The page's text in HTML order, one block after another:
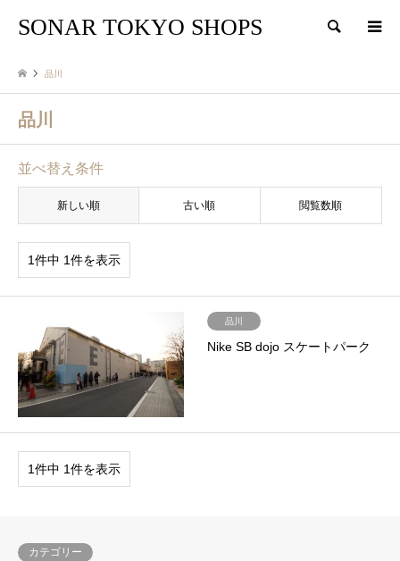
SONAR TOKYO SHOPS 検索
品川
品川
並べ替え条件
新しい順 古い順 閲覧数順
1件中 1件を表示
品川
Nike SB dojo スケートパーク
1件中 1件を表示
カテゴリー